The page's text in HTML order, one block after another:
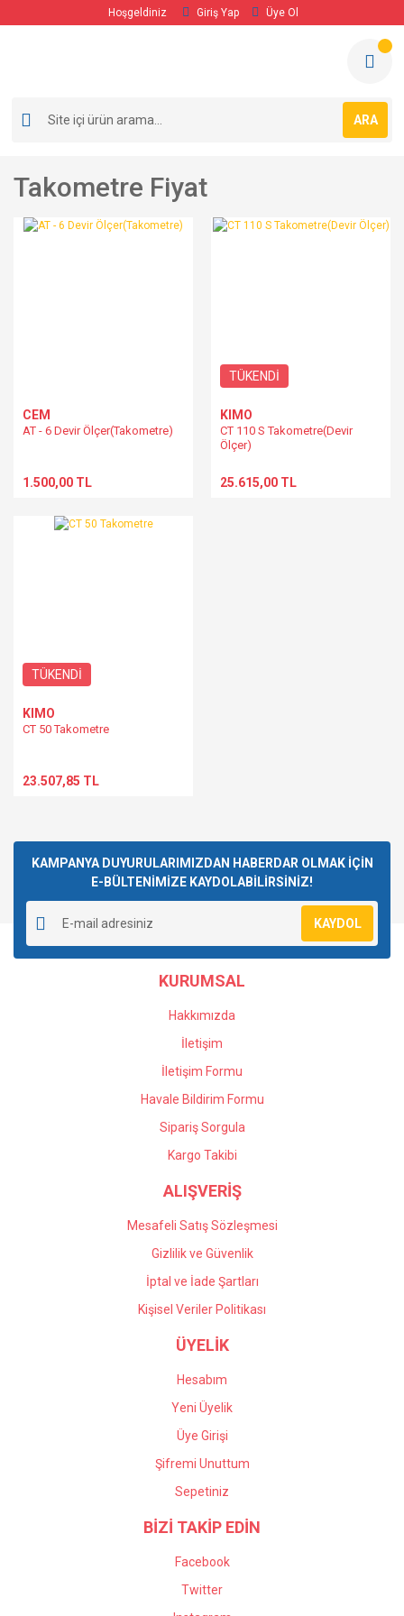
Hoşgeldiniz Giriş Yap Üye Ol
ARA
Takometre Fiyat
CEM
AT - 6 Devir Ölçer(Takometre)
1.500,00 TL
TÜKENDİ
KIMO
CT 110 S Takometre(Devir
Ölçer)
25.615,00 TL
TÜKENDİ
KIMO
CT 50 Takometre
23.507,85 TL
KAMPANYA DUYURULARIMIZDAN HABERDAR OLMAK İÇİN
E-BÜLTENİMİZE KAYDOLABİLİRSİNİZ!
KAYDOL
KURUMSAL
Hakkımızda
İletişim
İletişim Formu
Havale Bildirim Formu
Sipariş Sorgula
Kargo Takibi
ALIŞVERİŞ
Mesafeli Satış Sözleşmesi
Gizlilik ve Güvenlik
İptal ve İade Şartları
Kişisel Veriler Politikası
ÜYELİK
Hesabım
Yeni Üyelik
Üye Girişi
Şifremi Unuttum
Sepetiniz
BİZİ TAKİP EDİN
Facebook
Twitter